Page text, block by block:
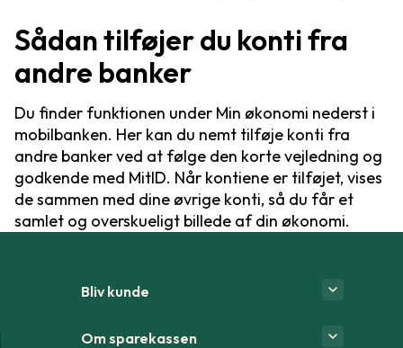
Sådan tilføjer du konti fra
andre banker
Du finder funktionen under Min økonomi nederst i
mobilbanken. Her kan du nemt tilføje konti fra
andre banker ved at følge den korte vejledning og
godkende med MitID. Når kontiene er tilføjet, vises
de sammen med dine øvrige konti, så du får et
samlet og overskueligt billede af din økonomi.
Bliv kunde
Om sparekassen